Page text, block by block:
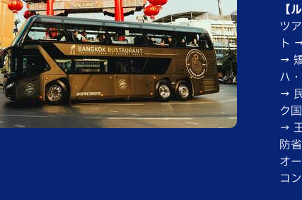
【
ツ
ト
→
ハ
→
ク
→
防
オ
コ